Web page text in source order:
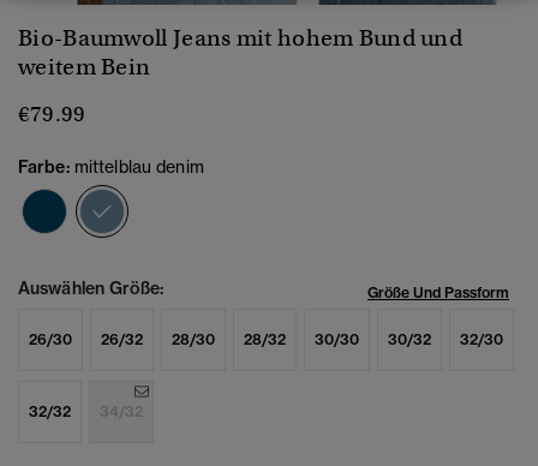
Bio-Baumwoll Jeans mit hohem Bund und
weitem Bein
€79.99
Farbe: mittelblau denim
Auswählen Größe: Größe Und Passform
26/30 26/32 28/30 28/32 30/30 30/32 32/30
32/32 34/32